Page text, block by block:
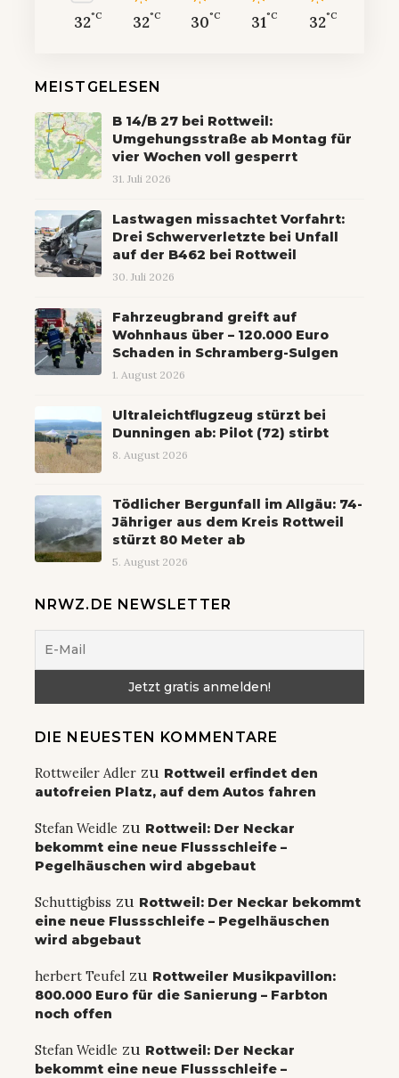
32°C 32°C 30°C 31°C 32°C
MEISTGELESEN
B 14/B 27 bei Rottweil:
Umgehungsstraße ab Montag für
vier Wochen voll gesperrt
31. Juli 2026
Lastwagen missachtet Vorfahrt:
Drei Schwerverletzte bei Unfall
auf der B462 bei Rottweil
30. Juli 2026
Fahrzeugbrand greift auf
Wohnhaus über – 120.000 Euro
Schaden in Schramberg-Sulgen
1. August 2026
Ultraleichtflugzeug stürzt bei
Dunningen ab: Pilot (72) stirbt
8. August 2026
Tödlicher Bergunfall im Allgäu: 74-
Jähriger aus dem Kreis Rottweil
stürzt 80 Meter ab
5. August 2026
NRWZ.DE NEWSLETTER
DIE NEUESTEN KOMMENTARE
Rottweiler Adler zu Rottweil erfindet den
autofreien Platz, auf dem Autos fahren
Stefan Weidle zu Rottweil: Der Neckar
bekommt eine neue Flussschleife –
Pegelhäuschen wird abgebaut
Schuttigbiss zu Rottweil: Der Neckar bekommt
eine neue Flussschleife – Pegelhäuschen
wird abgebaut
herbert Teufel zu Rottweiler Musikpavillon:
800.000 Euro für die Sanierung – Farbton
noch offen
Stefan Weidle zu Rottweil: Der Neckar
bekommt eine neue Flussschleife –